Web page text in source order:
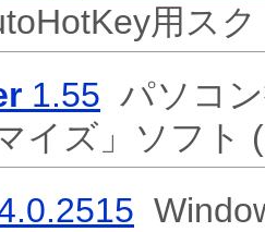
用ス
1.55 パソコ
イズ」ソフト